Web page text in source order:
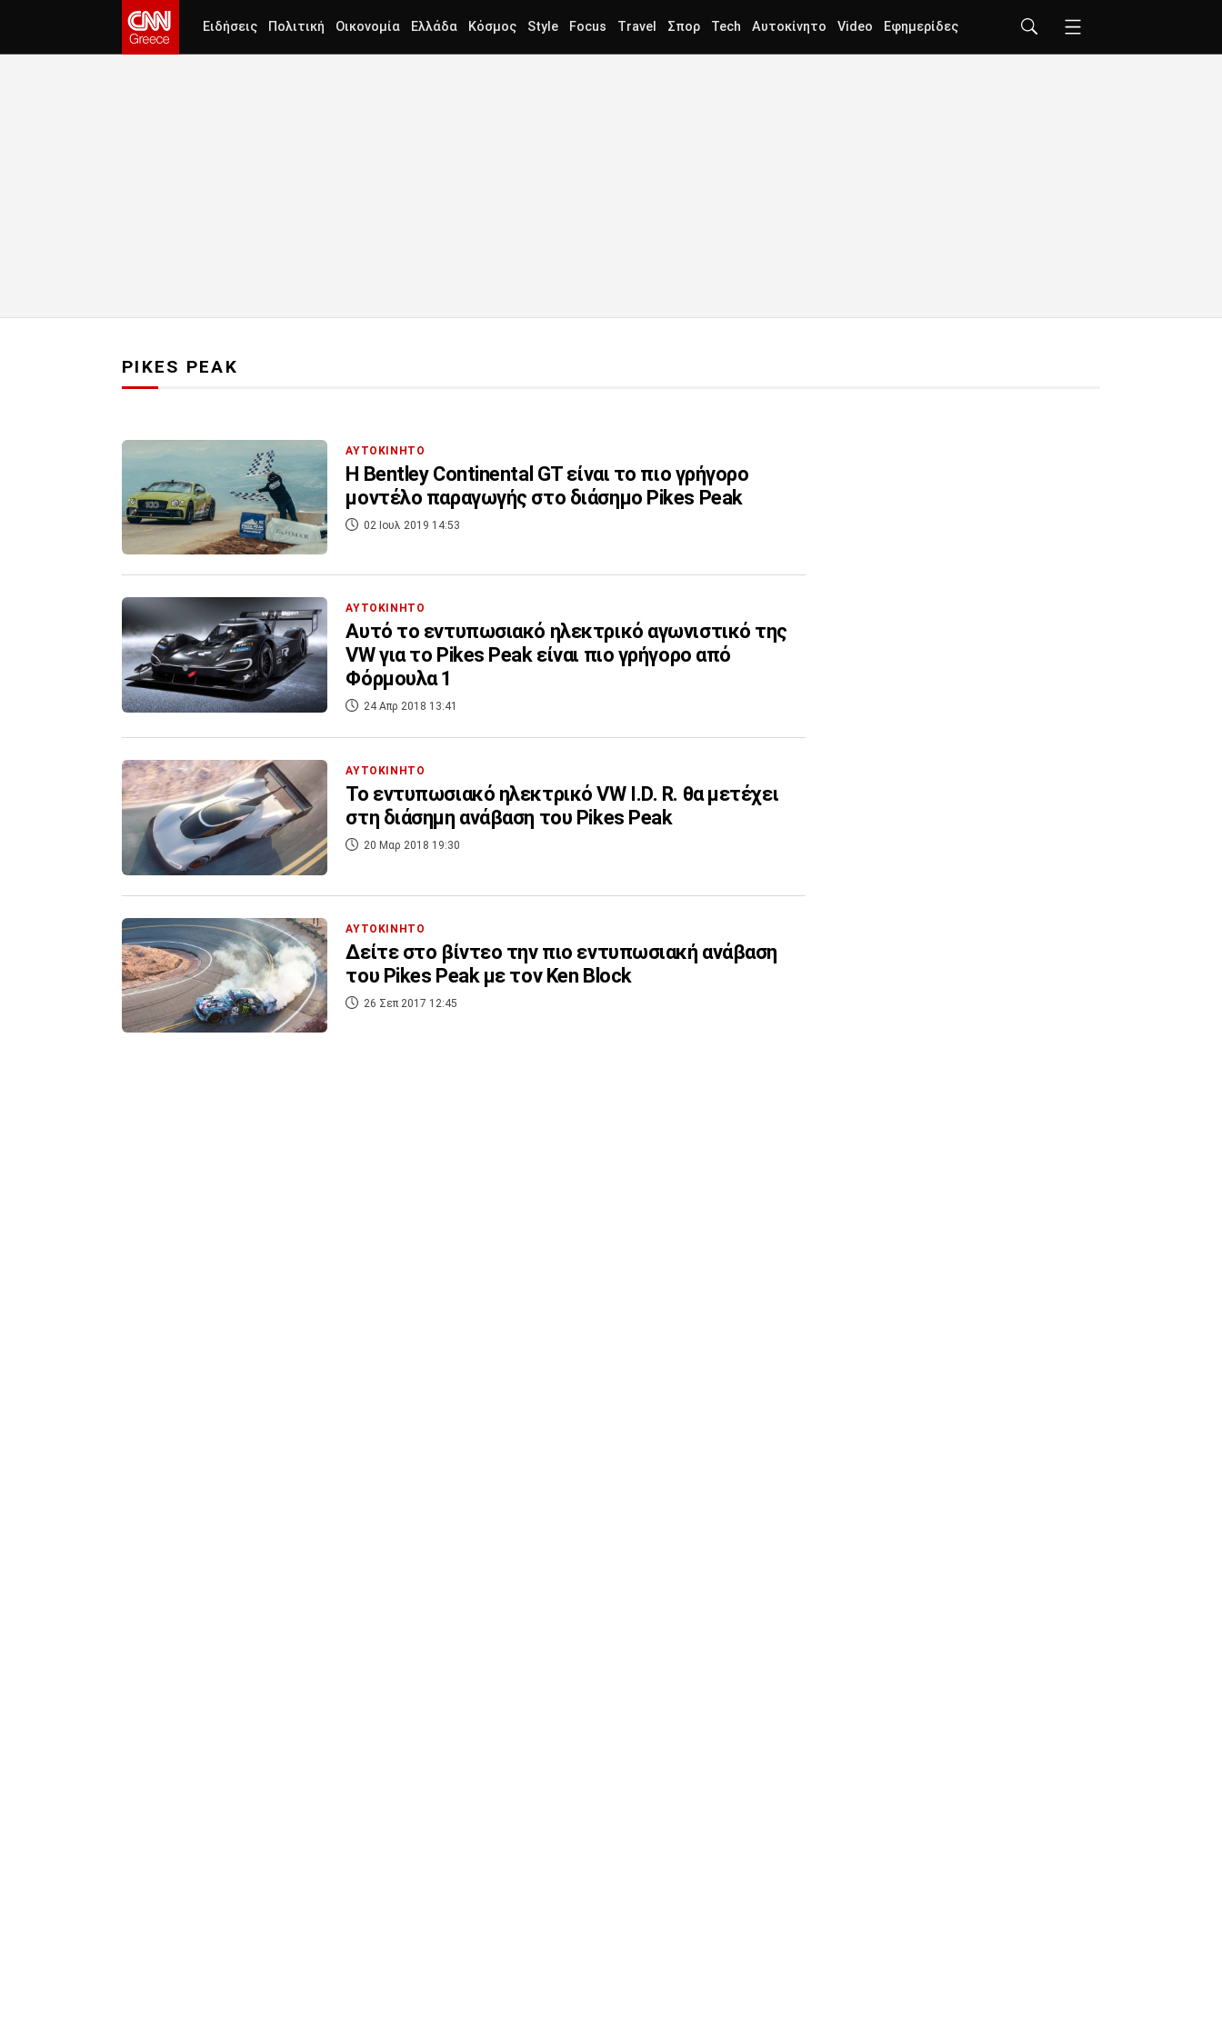
Ειδήσεις Πολιτική Οικονομία Ελλάδα Κόσμος Style Focus Travel Σπορ Tech Αυτοκίνητο Video Εφημερίδες
PIKES PEAK
ΑΥΤΟΚΙΝΗΤΟ
Η Bentley Continental GT είναι το πιο γρήγορο
μοντέλο παραγωγής στο διάσημο Pikes Peak
02 Ιουλ 2019 14:53
ΑΥΤΟΚΙΝΗΤΟ
Αυτό το εντυπωσιακό ηλεκτρικό αγωνιστικό της
VW για το Pikes Peak είναι πιο γρήγορο από
Φόρμουλα 1
24 Απρ 2018 13:41
ΑΥΤΟΚΙΝΗΤΟ
Το εντυπωσιακό ηλεκτρικό VW I.D. R. θα μετέχει
στη διάσημη ανάβαση του Pikes Peak
20 Μαρ 2018 19:30
ΑΥΤΟΚΙΝΗΤΟ
Δείτε στο βίντεο την πιο εντυπωσιακή ανάβαση
του Pikes Peak με τον Ken Block
26 Σεπ 2017 12:45